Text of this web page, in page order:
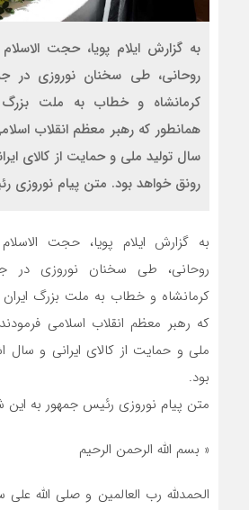
به گزارش ایلام پویا، حجت
روحانی، طی سخنان نوروزی در
کرمانشاه و خطاب به ملت بزرگ
همانطور که رهبر معظم انقلاب
سال تولید ملی و حمایت از کالای
رونق خواهد بود. متن پیام نوروزی
به گزارش ایلام پویا، حجت
روحانی، طی سخنان نوروزی در
کرمانشاه و خطاب به ملت بزرگ
که رهبر معظم انقلاب اسلامی
ملی و حمایت از کالای ایرانی و سال
بود.
متن پیام نوروزی رئیس جمهور به
« بسم الله الرحمن الرحیم
الحمدلله رب العالمین و صلی الله